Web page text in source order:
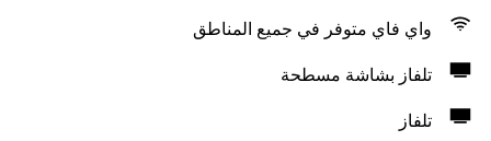
واي فاي متوفر في جميع المناطق
تلفاز بشاشة مسطحة
تلفاز